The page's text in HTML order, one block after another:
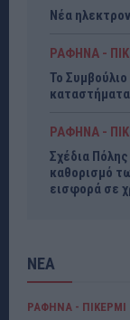
Νέα
ΡΑΦΗΝΑ -
Το
ΡΑΦΗΝΑ -
Σχέδια
καθορισμό
εισφορά σε
ΝΕΑ
ΡΑΦΗΝΑ - ΠΙΚΕΡΜΙ